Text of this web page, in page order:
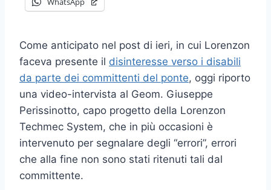
Come anticipato nel post di ieri, in cui Lorenzon
faceva presente il disinteresse verso i disabili
da parte dei committenti del ponte, oggi riporto
una video-intervista al Geom. Giuseppe
Perissinotto, capo progetto della Lorenzon
Techmec System, che in più occasioni è
intervenuto per segnalare degli “errori”, errori
che alla fine non sono stati ritenuti tali dal
committente.